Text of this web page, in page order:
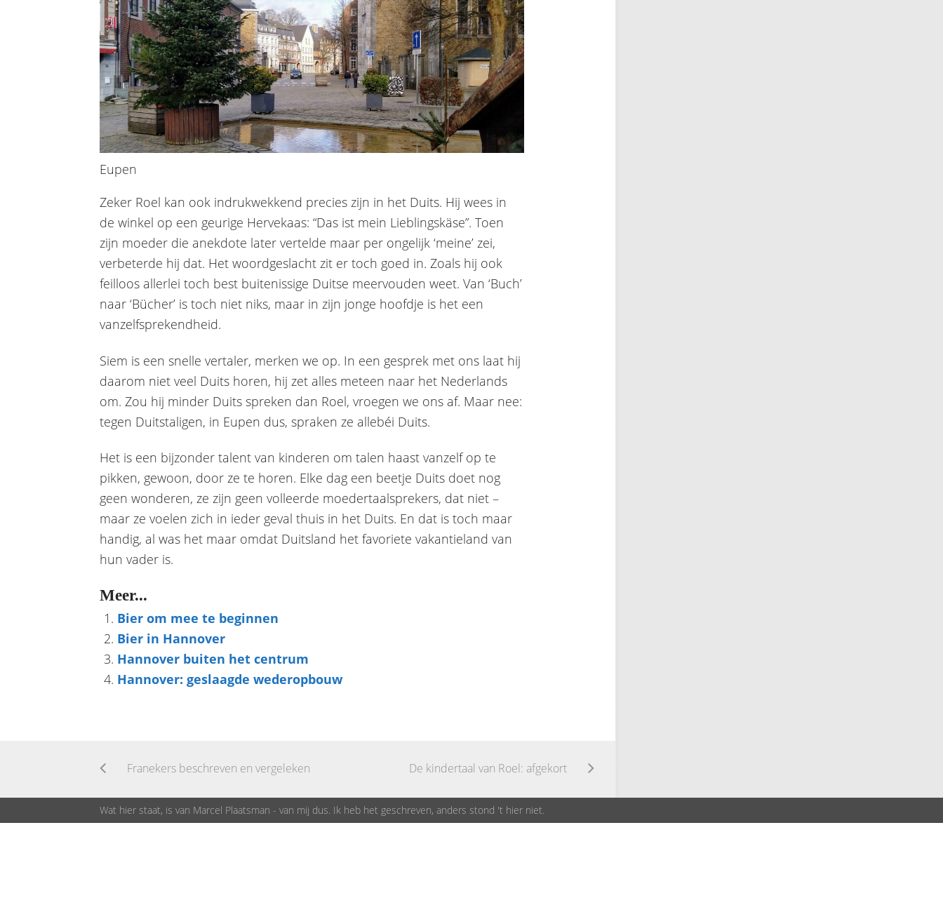
Eupen
Zeker Roel kan ook indrukwekkend precies zijn in het Duits. Hij wees in
de winkel op een geurige Hervekaas: “Das ist mein Lieblingskäse”. Toen
zijn moeder die anekdote later vertelde maar per ongelijk ‘meine’ zei,
verbeterde hij dat. Het woordgeslacht zit er toch goed in. Zoals hij ook
feilloos allerlei toch best buitenissige Duitse meervouden weet. Van ‘Buch’
naar ‘Bücher’ is toch niet niks, maar in zijn jonge hoofdje is het een
vanzelfsprekendheid.
Siem is een snelle vertaler, merken we op. In een gesprek met ons laat hij
daarom niet veel Duits horen, hij zet alles meteen naar het Nederlands
om. Zou hij minder Duits spreken dan Roel, vroegen we ons af. Maar nee:
tegen Duitstaligen, in Eupen dus, spraken ze allebéi Duits.
Het is een bijzonder talent van kinderen om talen haast vanzelf op te
pikken, gewoon, door ze te horen. Elke dag een beetje Duits doet nog
geen wonderen, ze zijn geen volleerde moedertaalsprekers, dat niet –
maar ze voelen zich in ieder geval thuis in het Duits. En dat is toch maar
handig, al was het maar omdat Duitsland het favoriete vakantieland van
hun vader is.
Meer...
Bier om mee te beginnen
Bier in Hannover
Hannover buiten het centrum
Hannover: geslaagde wederopbouw
Franekers beschreven en vergeleken De kindertaal van Roel: afgekort
Wat hier staat, is van Marcel Plaatsman - van mij dus. Ik heb het geschreven, anders stond 't hier niet.